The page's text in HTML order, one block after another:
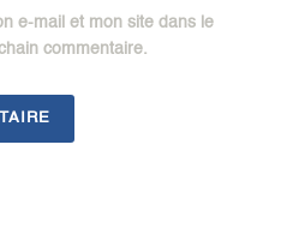
e-mail et mon site dans le
commentaire.